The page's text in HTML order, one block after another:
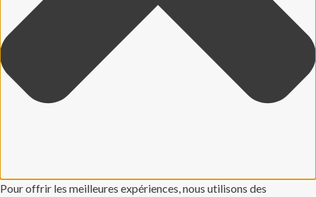
Pour offrir les meilleures expériences, nous utilisons des